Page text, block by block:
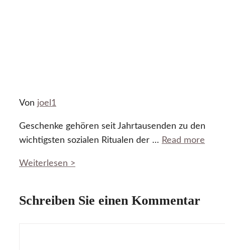
Von joel1
Geschenke gehören seit Jahrtausenden zu den
wichtigsten sozialen Ritualen der … Read more
Weiterlesen >
Schreiben Sie einen Kommentar